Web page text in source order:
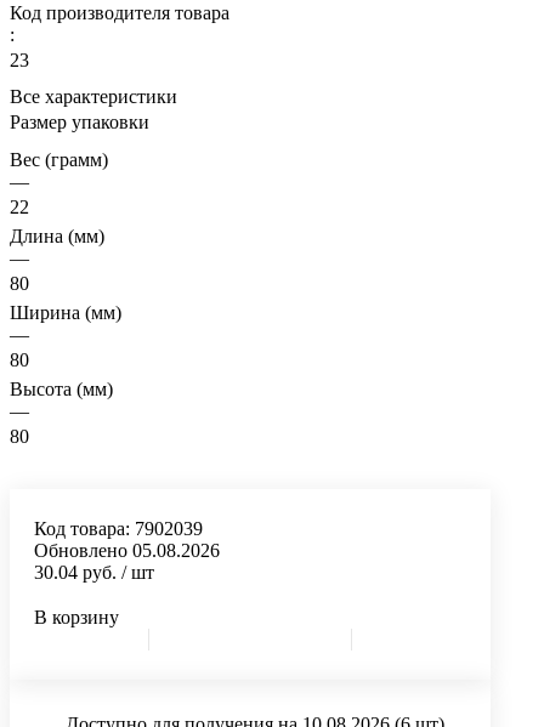
Код производителя товара
:
23
Все характеристики
Размер упаковки
Вес (грамм)
—
22
Длина (мм)
—
80
Ширина (мм)
—
80
Высота (мм)
—
80
Код товара: 7902039
Обновлено 05.08.2026
30.04 руб. / шт
В корзину